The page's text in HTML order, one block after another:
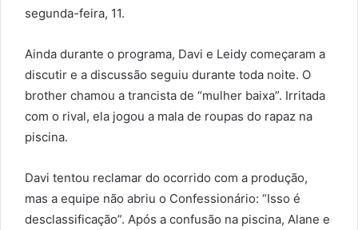
segunda-feira, 11.
Ainda durante o programa, Davi e Leidy começaram a
discutir e a discussão seguiu durante toda noite. O
brother chamou a trancista de “mulher baixa”. Irritada
com o rival, ela jogou a mala de roupas do rapaz na
piscina.
Davi tentou reclamar do ocorrido com a produção,
mas a equipe não abriu o Confessionário: “Isso é
desclassificação”. Após a confusão na piscina, Alane e